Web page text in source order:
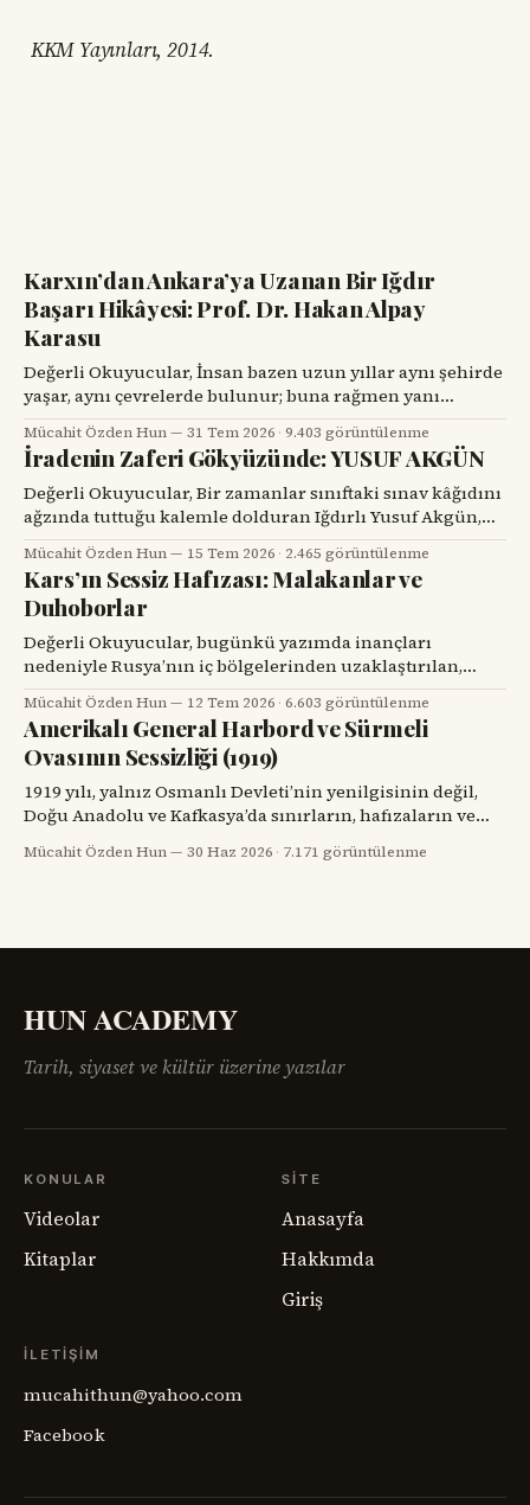
KKM Yayınları, 2014.
Karxın’dan Ankara’ya Uzanan Bir Iğdır
Başarı Hikâyesi: Prof. Dr. Hakan Alpay
Karasu
Değerli Okuyucular, İnsan bazen uzun yıllar aynı şehirde
yaşar, aynı çevrelerde bulunur; buna rağmen yanı
başındaki değerli bir hemşehrisini tanımak için bir
tesadüfü beklemek zorunda kalır. Prof. Dr. Hakan Alpay
Karasu’yla tanışmam da böyle oldu. Onu ilk gördüğümde,
karşımdaki kişinin başarılı bir diş hekimi, bilim insanı ve
üniversite yöneticisi
Mücahit Özden Hun 31 Tem 2026 ·9.403 görüntülenme
İradenin Zaferi Gökyüzünde: YUSUF AKGÜN
Değerli Okuyucular, Bir zamanlar sınıftaki sınav kâğıdını
ağzında tuttuğu kalemle dolduran Iğdırlı Yusuf Akgün,
bugün aynı kalemle Türkiye’nin millî muharip uçağı
KAAN’ı çiziyor. Çocuk yuvalarından dünya spor
sahnelerine, resim atölyelerinden TUSAŞ hangarlarına
uzanan bu yol, yalnızca bir başarı hikâyesi değil; insanın
kendi kaderine karşı verdiği büyük mücadelenin adıdır.
Mücahit Özden Hun 15 Tem 2026 · 2.465 görüntülenme
Kars’ın Sessiz Hafızası: Malakanlar ve
Duhoborlar
Değerli Okuyucular, bugünkü yazımda inançları
nedeniyle Rusya’nın iç bölgelerinden uzaklaştırılan,
Kars’ta köyler kurup toprağa kök salan ve tarihin başka
bir döneminde yeniden göç yollarına düşen iki
topluluğun hikâyesini dikkatinize sunacağım. Kars’ın
eski köylerinde kalın taş duvarlı bir eve, ahşap bir
verandaya, artık dönmeyen bir su değirmenine veya
Mücahit Özden Hun 12 Tem 2026 ·6.603 görüntülenme
Amerikalı General Harbord ve Sürmeli
Ovasının Sessizliği (1919)
1919 yılı, yalnız Osmanlı Devleti’nin yenilgisinin değil,
Doğu Anadolu ve Kafkasya’da sınırların, hafızaların ve
görünüyordu; fakat savaşın geride bıraktığı öfke, açlık,
Mücahit Özden Hun 30 Haz 2026 · 7.171 görüntülenme
HUN ACADEMY
Tarih, siyaset ve kültür üzerine yazılar
KONULAR
Videolar
Kitaplar
SITE
Anasayfa
Hakkımda
Giriş
İLETIŞIM
mucahithun@yahoo.com
Facebook